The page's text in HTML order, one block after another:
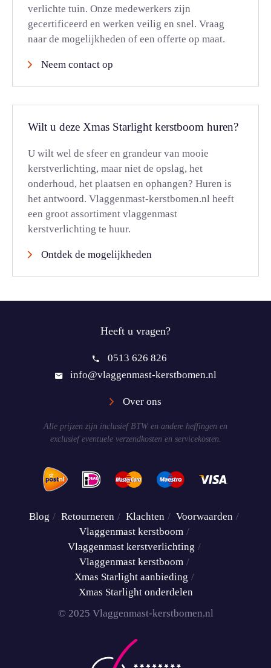
verlichte tuin. Onze medewerkers zijn
gecertificeerd en werken veilig en snel. Vraag
naar de mogelijkheden of een offerte op maat.
Neem contact op
Wilt u deze Xmas Starlight kerstboom huren?
U wilt wel de sfeer en grandeur van mooie
kerstverlichting, maar niet de opslag, het
onderhoud, het plaatsen en ophangen? Huren is
het antwoord. Vlaggenmast-kerstbomen.nl heeft
een groot assortiment vlaggenmast
kerstverlichting te huur.
Ontdek de mogelijkheden
Heeft u vragen?
0513 626 826
info@vlaggenmast-kerstbomen.nl
Over ons
Alle prijzen zijn inclusief BTW en andere heffingen en
exclusief eventuele verzendkosten en servicekosten.
Blog Retourneren Klachten
Voorwaarden
Vlaggenmast kerstboom
Vlaggenmast kerstverlichting
Vlaggenmast kerstboom
Xmas Starlight aanbieding
Xmas Starlight onderdelen
© 2025 Vlaggenmast-kerstbomen.nl